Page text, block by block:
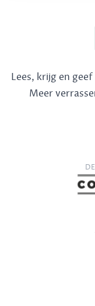
Lees, krijg en
Meer